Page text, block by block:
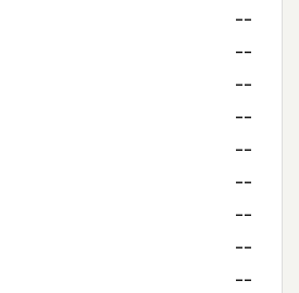
--
--
--
--
--
--
--
--
--